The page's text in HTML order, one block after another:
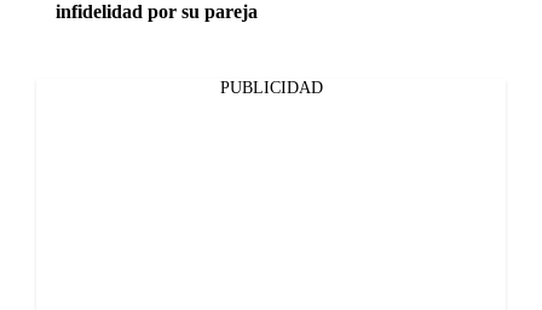
infidelidad por su pareja
PUBLICIDAD